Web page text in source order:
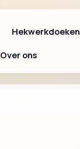
Hekwerkdoeken
Over ons